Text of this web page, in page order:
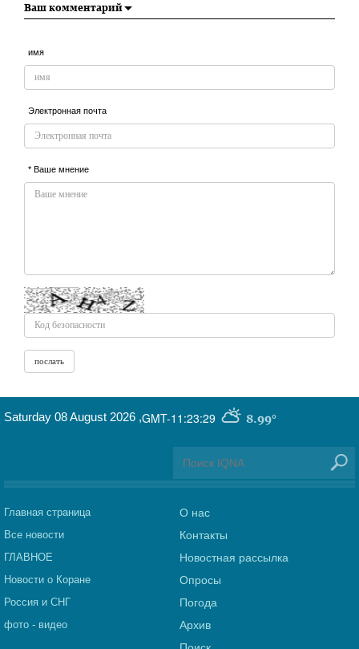
Ваш комментарий
имя
Электронная почта
* Ваше мнение
GMT-11:23:29 8.99°
Saturday 08 August 2026 ,
Главная страница
Все новости
ГЛАВНОЕ
Новости о Коране
Россия и СНГ
фото - видео
О нас
Контакты
Новостная рассылка
Опросы
Погода
Архив